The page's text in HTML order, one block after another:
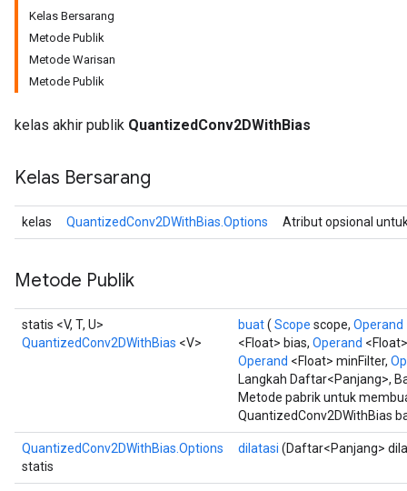
Kelas Bersarang
Metode Publik
Metode Warisan
Metode Publik
kelas akhir publik QuantizedConv2DWithBias
Kelas Bersarang
kelas QuantizedConv2DWithBias.Options Atribut opsional
Metode Publik
statis <V, T, U>
QuantizedConv2DWithBias <V>
buat( Scope scope, Operand
<Float> bias, Operand
Operand <Float> minFilter,
Langkah Daftar<Panjang>,
Metode pabrik untuk
QuantizedConv2DWithBias
QuantizedConv2DWithBias.Options
statis
dilatasi (Daftar<Panjang>